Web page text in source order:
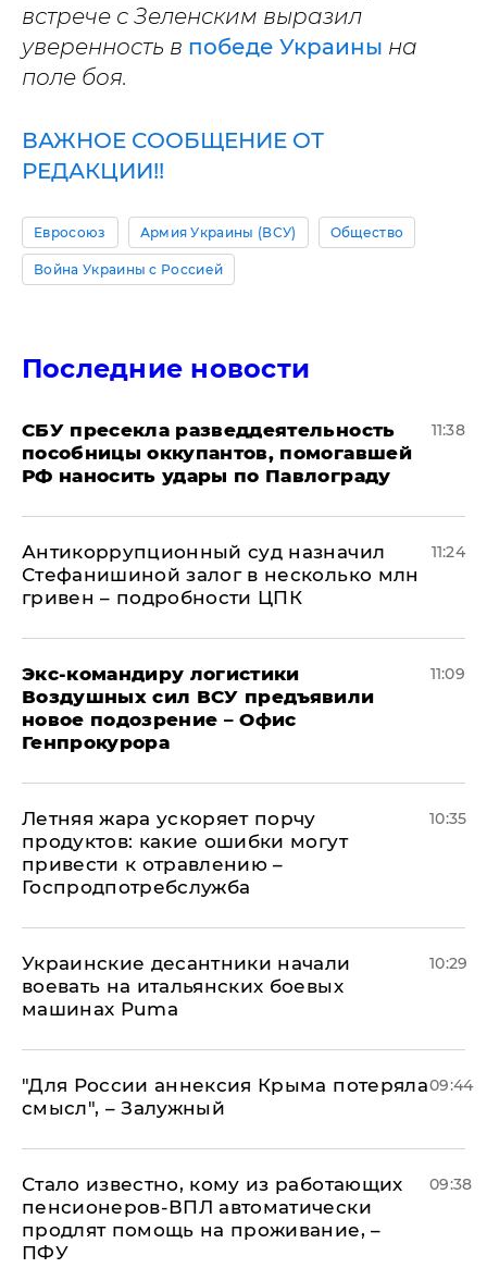
встрече с Зеленским выразил
уверенность в победе Украины на
поле боя.
ВАЖНОЕ СООБЩЕНИЕ ОТ
РЕДАКЦИИ!!
Евросоюз Армия Украины (ВСУ) Общество
Война Украины с Россией
Последние новости
СБУ пресекла разведдеятельность
пособницы оккупантов, помогавшей
РФ наносить удары по Павлограду
11:38
Антикоррупционный суд назначил
Стефанишиной залог в несколько млн
гривен – подробности ЦПК
11:24
Экс-командиру логистики
Воздушных сил ВСУ предъявили
новое подозрение – Офис
Генпрокурора
11:09
Летняя жара ускоряет порчу
продуктов: какие ошибки могут
привести к отравлению –
Госпродпотребслужба
10:35
Украинские десантники начали
воевать на итальянских боевых
машинах Puma
10:29
"Для России аннексия Крыма потеряла
смысл", – Залужный
09:44
Стало известно, кому из работающих
пенсионеров-ВПЛ автоматически
продлят помощь на проживание, –
ПФУ
09:38